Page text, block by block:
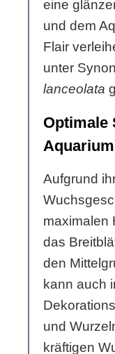
eine
und dem
Flair
unter
lanceolata
Optimale
Aquarium
Aufgrund
maximalen
das
den
kann auch
und
kräftigen